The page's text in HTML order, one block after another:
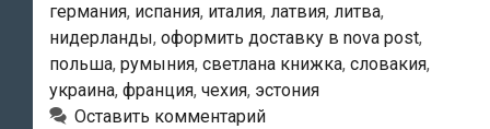
Post
продемонстрировала
в
Эстонии
германия, испания, италия, латвия, литва,
нидерланды, оформить доставку в nova post,
польша, румыния, светлана книжка, словакия,
украина, франция, чехия, эстония
Оставить комментарий